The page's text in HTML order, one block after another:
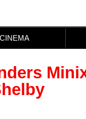
CINEMA